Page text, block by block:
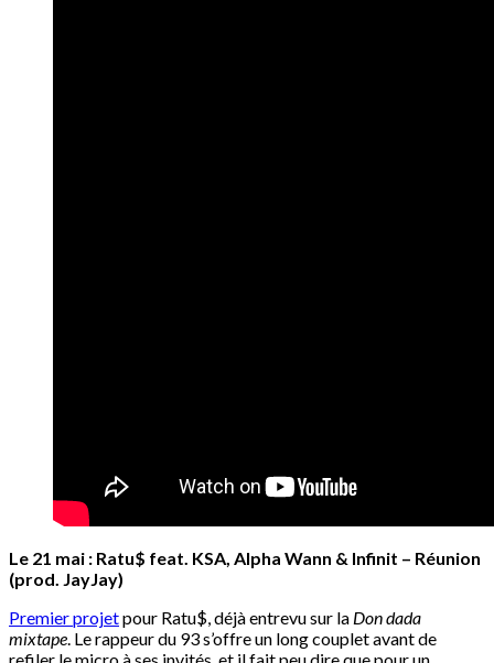
Le 21 mai : Ratu$ feat. KSA, Alpha Wann & Infinit – Réunion
(prod. JayJay)
Premier projetpour Ratu$, déjà entrevu sur la Don dada
mixtape. Le rappeur du 93 s’offre un long couplet avant de